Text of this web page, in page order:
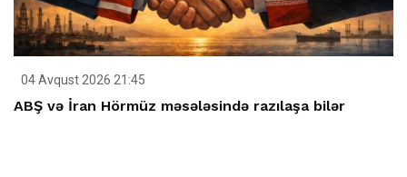
04 Avqust 2026 21:45
ABŞ və İran Hörmüz məsələsində razılaşa bilər